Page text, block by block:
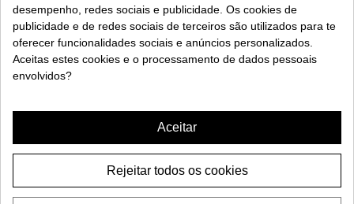
CÁMARA ALPHA HOOKAH
ACERCA DE BENGALA
AYUDA
INFORMACIÓN
desempenho, redes sociais e publicidade. Os cookies de
publicidade e de redes sociais de terceiros são utilizados para te
oferecer funcionalidades sociais e anúncios personalizados.
Aceitas estes cookies e o processamento de dados pessoais
envolvidos?
Aceitar
Rejeitar todos os cookies